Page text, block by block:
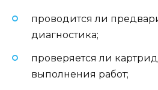
проводится ли
диагностика;
проверяется ли
выполнения работ;